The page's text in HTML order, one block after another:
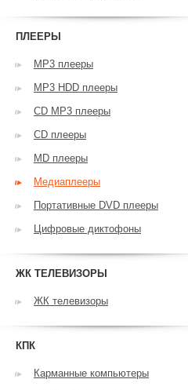
ПЛЕЕРЫ
MP3 плееры
MP3 HDD плееры
CD MP3 плееры
CD плееры
MD плееры
Медиаплееры
Портативные DVD плееры
Цифровые диктофоны
ЖК ТЕЛЕВИЗОРЫ
ЖК телевизоры
КПК
Карманные компьютеры